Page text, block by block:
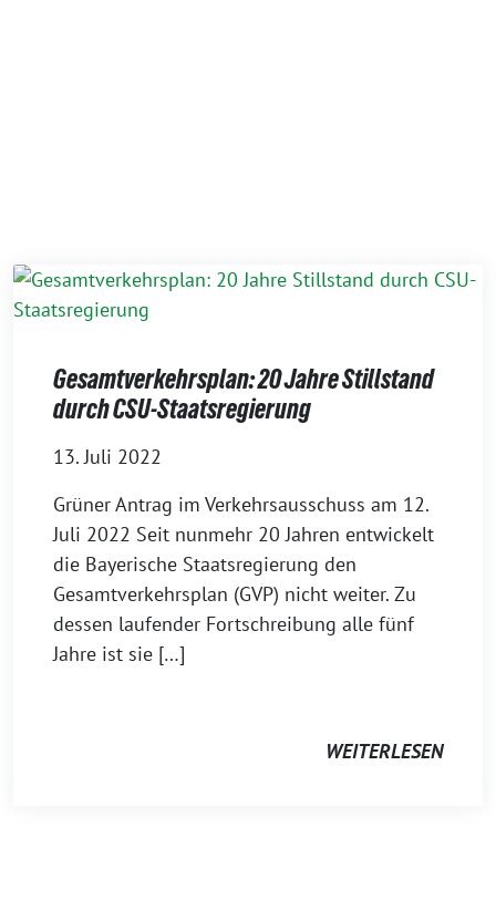
Gesamtverkehrsplan: 20 Jahre Stillstand
durch CSU-Staatsregierung
13. Juli 2022
Grüner Antrag im Verkehrsausschuss am 12.
Juli 2022 Seit nunmehr 20 Jahren entwickelt
die Bayerische Staatsregierung den
Gesamtverkehrsplan (GVP) nicht weiter. Zu
dessen laufender Fortschreibung alle fünf
Jahre ist sie […]
WEITERLESEN